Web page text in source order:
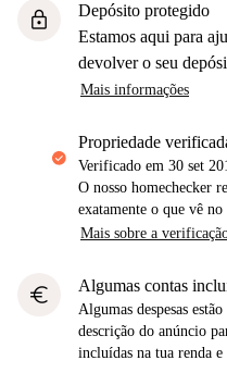
lock
Depósito protegido
Estamos aqui para
devolver o seu
Mais informações
propriedade
Verificado em 30 set
O nosso homechecker
exatamente o que vê no
Mais sobre a
euro Algumas contas
Algumas despesas
descrição do anúncio
incluídas na tua renda e